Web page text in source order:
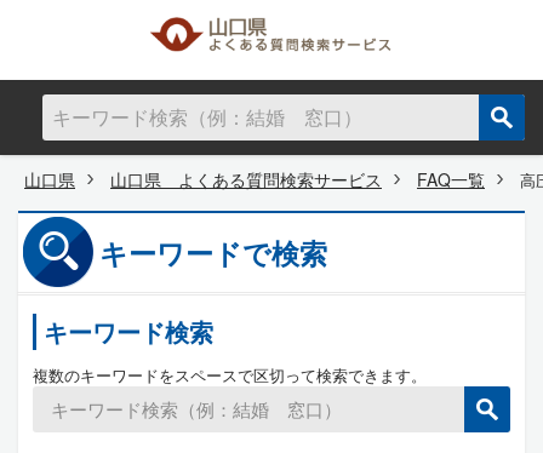
山口県 山口県 よくある質問検索サービス FAQ一覧 高
キーワードで検索
キーワード検索
複数のキーワードをスペースで区切って検索できます。